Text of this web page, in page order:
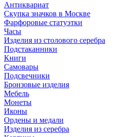
Антиквариат
Скупка значков в Москве
Фарфоровые статуэтки
Часы
Изделия из столового серебра
Подстаканники
Книги
Самовары
Подсвечники
Бронзовые изделия
Мебель
Монеты
Иконы
Ордены и медали
Изделия из серебра